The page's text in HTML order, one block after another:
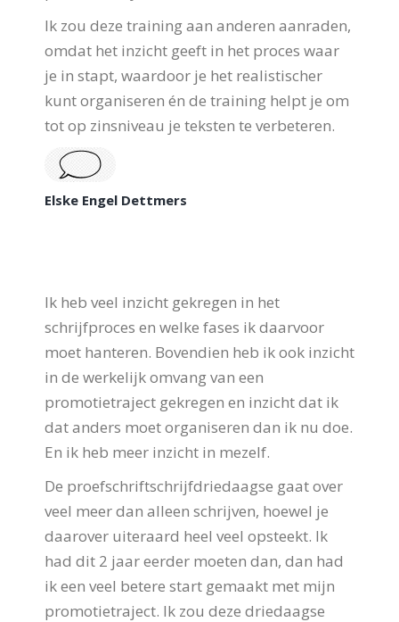
Elske Engel Dettmers
Ik zou deze training aan anderen aanraden,
omdat het inzicht geeft in het proces waar
je in stapt, waardoor je het realistischer
kunt organiseren én de training helpt je om
tot op zinsniveau je teksten te verbeteren.
Ik heb veel inzicht gekregen in het
schrijfproces en welke fases ik daarvoor
moet hanteren. Bovendien heb ik ook inzicht
in de werkelijk omvang van een
promotietraject gekregen en inzicht dat ik
dat anders moet organiseren dan ik nu doe.
En ik heb meer inzicht in mezelf.
De proefschriftschrijfdriedaagse gaat over
veel meer dan alleen schrijven, hoewel je
daarover uiteraard heel veel opsteekt. Ik
had dit 2 jaar eerder moeten dan, dan had
ik een veel betere start gemaakt met mijn
promotietraject. Ik zou deze driedaagse